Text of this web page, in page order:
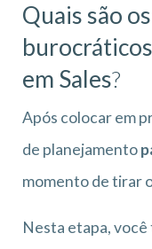
Quais são
em Sales?
Após colocar em
de planejamento
momento de tirar
Nesta etapa,